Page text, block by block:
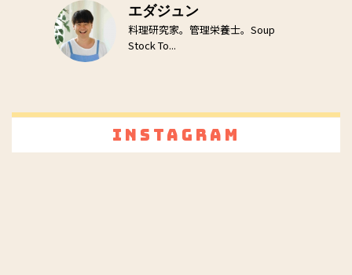
エダジュン
料理研究家。管理栄養士。Soup
Stock To...
Instagram